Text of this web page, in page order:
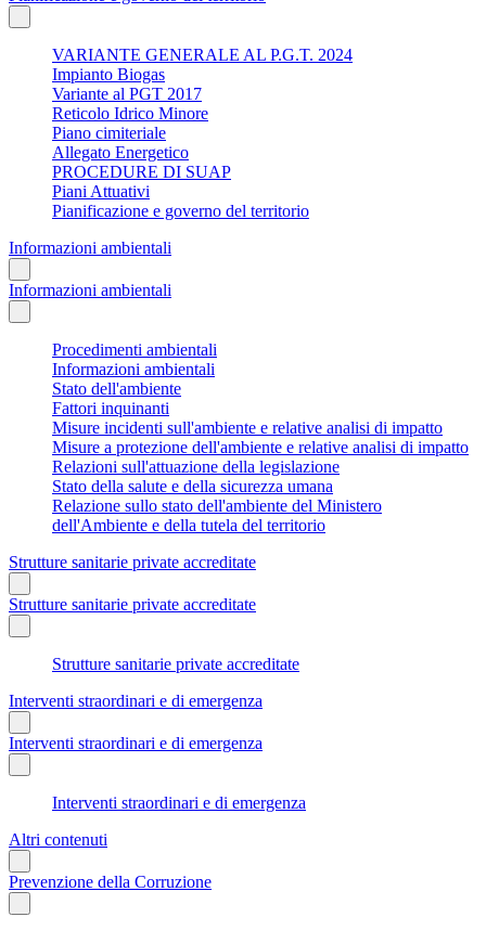
VARIANTE GENERALE AL P.G.T. 2024
Impianto Biogas
Variante al PGT 2017
Reticolo Idrico Minore
Piano cimiteriale
Allegato Energetico
PROCEDURE DI SUAP
Piani Attuativi
Pianificazione e governo del territorio
Informazioni ambientali
Informazioni ambientali
Procedimenti ambientali
Informazioni ambientali
Stato dell'ambiente
Fattori inquinanti
Misure incidenti sull'ambiente e relative analisi di impatto
Misure a protezione dell'ambiente e relative analisi di impatto
Relazioni sull'attuazione della legislazione
Stato della salute e della sicurezza umana
Relazione sullo stato dell'ambiente del Ministero
dell'Ambiente e della tutela del territorio
Strutture sanitarie private accreditate
Strutture sanitarie private accreditate
Strutture sanitarie private accreditate
Interventi straordinari e di emergenza
Interventi straordinari e di emergenza
Interventi straordinari e di emergenza
Altri contenuti
Prevenzione della Corruzione